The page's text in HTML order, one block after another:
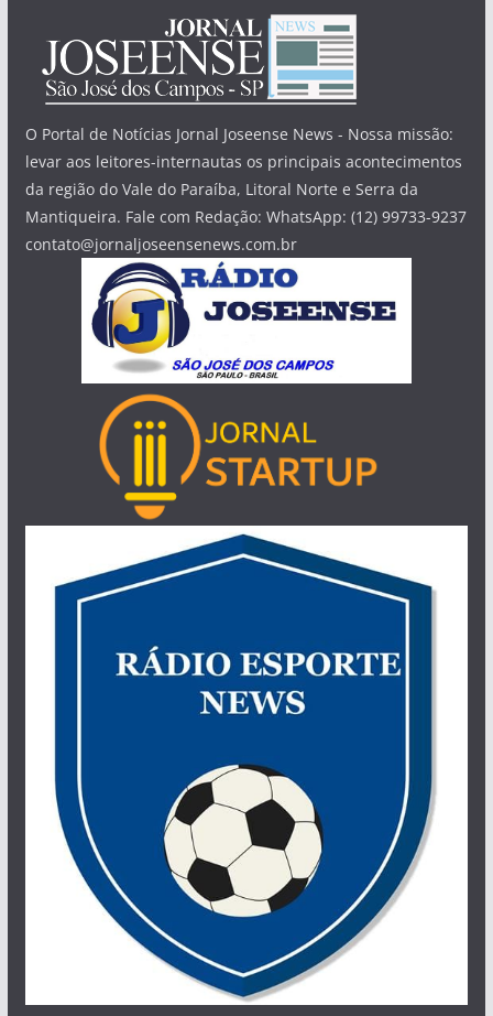
O Portal de Notícias Jornal Joseense News - Nossa missão:
levar aos leitores-internautas os principais acontecimentos
da região do Vale do Paraíba, Litoral Norte e Serra da
Mantiqueira. Fale com Redação: WhatsApp: (12) 99733-9237
contato@jornaljoseensenews.com.br